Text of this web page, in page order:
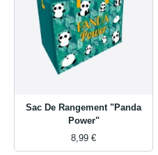
Sac De Rangement "Panda
Power"
8,99 €